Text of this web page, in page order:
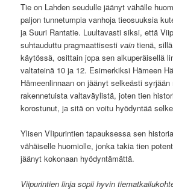
Tie on Lahden seudulle jäänyt vähälle
paljon tunnetumpia vanhoja tieosuuksia
ja Suuri Rantatie. Luultavasti siksi, että
suhtauduttu pragmaattisesti vaintienä,
käytössä, osittain jopa sen alkuperäisellä
valtateinä 10 ja 12. Esimerkiksi Hämeen
Hämeenlinnaan on jäänyt selkeästi
rakennetuista valtaväylistä, joten tien
korostunut, ja sitä on voitu hyödyntää
Ylisen VIipurintien tapauksessa sen
vähäiselle huomiolle, jonka takia tien
jäänyt kokonaan hyödyntämättä.
Viipurintien linja sopii hyvin